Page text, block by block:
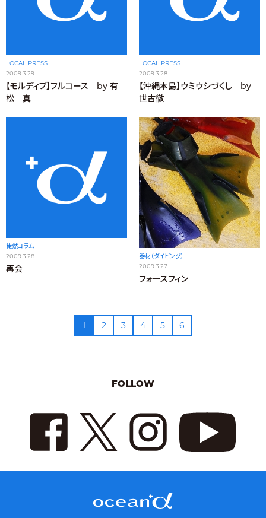
LOCAL PRESS
2009.3.29
【モルディブ】フルコース by 有
松 真
LOCAL PRESS
2009.3.28
【沖縄本島】ウミウシづくし by
世古徹
徒然コラム
2009.3.28
再会
器材（ダイビング）
2009.3.27
フォースフィン
1 2 3 4 5 6
FOLLOW